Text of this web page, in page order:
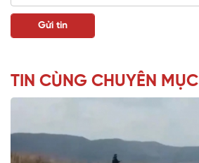
TIN CÙNG CHUYÊN MỤC